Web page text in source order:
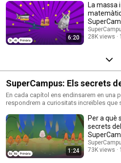
6:20
La massa
28K views
SuperCampus: Els secrets
En cada capítol ens endinsarem en una
respondrem a curiositats increïbles que
que potser no el sabem escoltar? També
quan estem cansats, quan estem
esteu atents, us adonareu que el cos
d'aprendre a escoltar-lo! "Els secrets del cos" són les píndoles
d'animació del programa "Escolta el teu
1:24
Per a què
secrets
73K views